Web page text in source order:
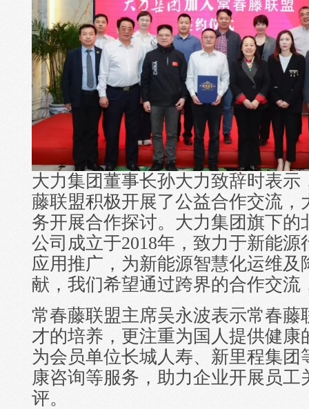
大力集团董事长孙大力致辞时表示
藤联盟积极开展了公益合作交流，
务开展合作探讨。大力集团旗下的
公司成立于2018年，致力于新能
应用推广，为新能源智慧化运维及
献，我们希望通过跨界的合作交流
常春藤联盟主席吴永波表示常春藤
才的培养，更注重为国人提供健康
为会员单位长城人寿、新里程集
康咨询等服务，助力企业开展员
评。